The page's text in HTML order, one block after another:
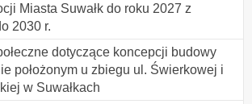
Miasta Suwałk do roku 2027 z
2030 r.
dotyczące koncepcji budowy
położonym u zbiegu ul. Świerkowej i
w Suwałkach